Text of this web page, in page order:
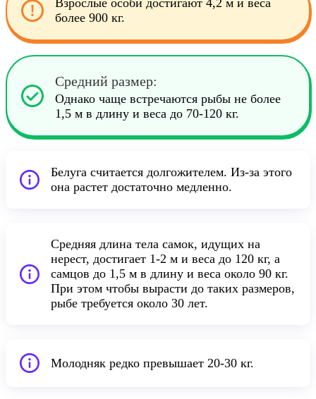
Взрослые особи достигают 4,2 м и веса
более 900 кг.
Средний размер:
Однако чаще встречаются рыбы не более
1,5 м в длину и веса до 70-120 кг.
Белуга считается долгожителем. Из-за этого
она растет достаточно медленно.
Средняя длина тела самок, идущих на
нерест, достигает 1-2 м и веса до 120 кг, а
самцов до 1,5 м в длину и веса около 90 кг.
При этом чтобы вырасти до таких размеров,
рыбе требуется около 30 лет.
Молодняк редко превышает 20-30 кг.